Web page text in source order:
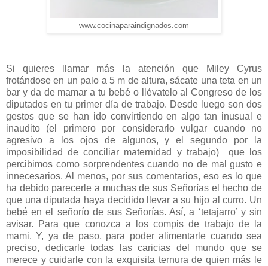
www.cocinaparaindignados.com
Si quieres llamar más la atención que Miley Cyrus
frotándose en un palo a 5 m de altura, sácate una teta en un
bar y da de mamar a tu bebé o llévatelo al Congreso de los
diputados en tu primer día de trabajo. Desde luego son dos
gestos que se han ido convirtiendo en algo tan inusual e
inaudito (el primero por considerarlo vulgar cuando no
agresivo a los ojos de algunos, y el segundo por la
imposibilidad de conciliar maternidad y trabajo) que los
percibimos como sorprendentes cuando no de mal gusto e
innecesarios. Al menos, por sus comentarios, eso es lo que
ha debido parecerle a muchas de sus Señorías el hecho de
que una diputada haya decidido llevar a su hijo al curro. Un
bebé en el señorío de sus Señorías. Así, a ‘tetajarro’ y sin
avisar. Para que conozca a los compis de trabajo de la
mami. Y, ya de paso, para poder alimentarle cuando sea
preciso, dedicarle todas las caricias del mundo que se
merece y cuidarle con la exquisita ternura de quien más le